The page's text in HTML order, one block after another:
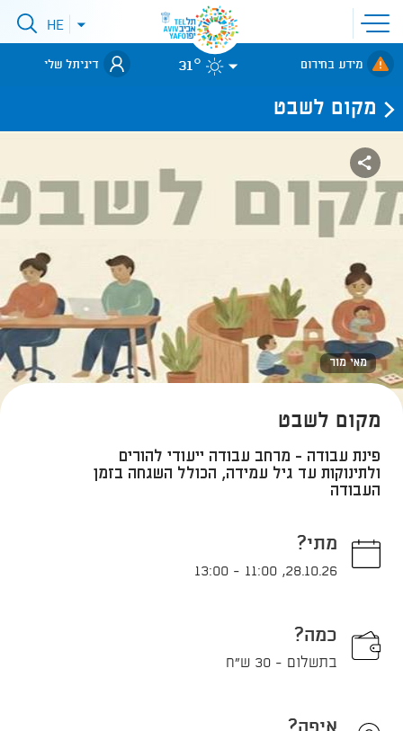
פתיחת
תפריט
אתר
לאתר עיריית
תל-אביב
פתיחתHE
מידע בחירום 31° דיגיתל שלי
מקום לשבט
מאי מור
מקום לשבט
פינת עבודה - מרחב עבודה ייעודי להורים
ולתינוקות עד גיל עמידה, הכולל השגחה בזמן
העבודה
מתי?
28.10.26
,
11:00
-
13:00
כמה?
בתשלום - 30 ש"ח